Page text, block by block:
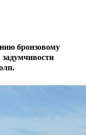
бронзовому
задумчивости